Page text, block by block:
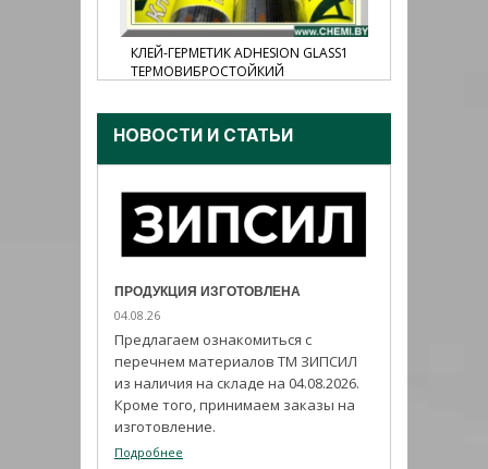
КЛЕЙ-ГЕРМЕТИК ADHESION GLASS1
ТЕРМОВИБРОСТОЙКИЙ
НОВОСТИ И CТАТЬИ
ПРОДУКЦИЯ ИЗГОТОВЛЕНА
04.08.26
Предлагаем ознакомиться с
перечнем материалов ТМ ЗИПСИЛ
из наличия на складе на 04.08.2026.
Кроме того, принимаем заказы на
изготовление.
Подробнее